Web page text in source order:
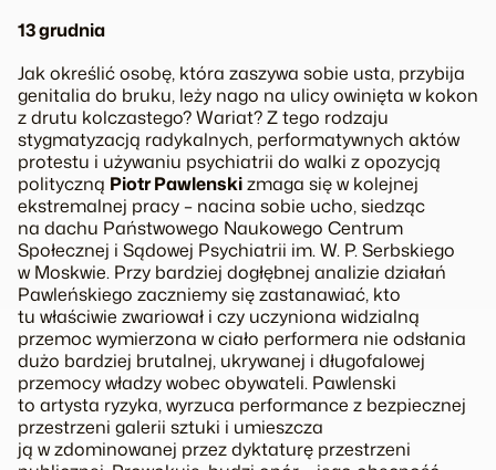
13 grudnia
Jak określić osobę, która zaszywa sobie usta, przybija
genitalia do bruku, leży nago na ulicy owinięta w kokon
z drutu kolczastego? Wariat? Z tego rodzaju
stygmatyzacją radykalnych, performatywnych aktów
protestu i używaniu psychiatrii do walki z opozycją
polityczną Piotr Pawlenskizmaga się w kolejnej
ekstremalnej pracy – nacina sobie ucho, siedząc
na dachu Państwowego Naukowego Centrum
Społecznej i Sądowej Psychiatrii im. W. P. Serbskiego
w Moskwie. Przy bardziej dogłębnej analizie działań
Pawleńskiego zaczniemy się zastanawiać, kto
tu właściwie zwariował i czy uczyniona widzialną
przemoc wymierzona w ciało performera nie odsłania
dużo bardziej brutalnej, ukrywanej i długofalowej
przemocy władzy wobec obywateli. Pawlenski
to artysta ryzyka, wyrzuca performance z bezpiecznej
przestrzeni galerii sztuki i umieszcza
ją w zdominowanej przez dyktaturę przestrzeni